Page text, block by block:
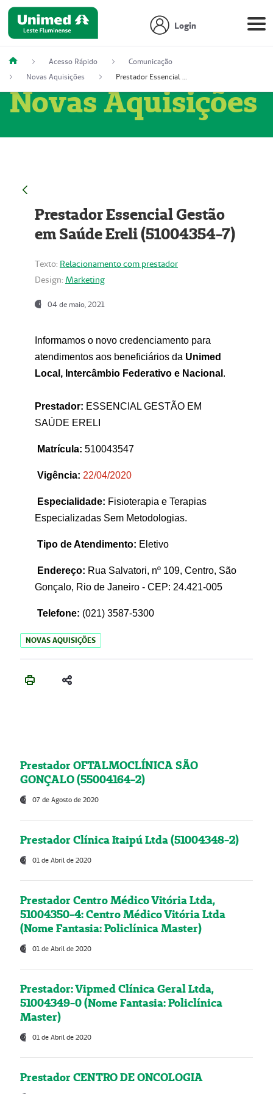
Login
Acesso Rápido
Comunicação
Novas Aquisições
Prestador Essencial Gestão em Saúde Ereli (51004354-7)
Novas Aquisições
Prestador Essencial Gestão
em Saúde Ereli (51004354-7)
Texto: Relacionamento com prestador
Design: Marketing
04 de maio, 2021
Informamos o novo credenciamento para
atendimentos aos beneficiários da Unimed
Local, Intercâmbio Federativo e Nacional .
Prestador: ESSENCIAL GESTÃO EM
SAÚDE ERELI
Matrícula: 510043547
Vigência: 22/04/2020
Especialidade: Fisioterapia e Terapias
Especializadas Sem Metodologias.
Tipo de Atendimento: Eletivo
Endereço: Rua Salvatori, nº 109, Centro, São
Gonçalo, Rio de Janeiro - CEP: 24.421-005
Telefone: (021) 3587-5300
NOVAS AQUISIÇÕES
Prestador OFTALMOCLÍNICA SÃO
GONÇALO (55004164-2)
07 de Agosto de 2020
Prestador Clínica Itaipú Ltda (51004348-2)
01 de Abril de 2020
Prestador Centro Médico Vitória Ltda,
51004350-4: Centro Médico Vitória Ltda
(Nome Fantasia: Policlínica Master)
01 de Abril de 2020
Prestador: Vipmed Clínica Geral Ltda,
51004349-0 (Nome Fantasia: Policlínica
Master)
01 de Abril de 2020
Prestador CENTRO DE ONCOLOGIA